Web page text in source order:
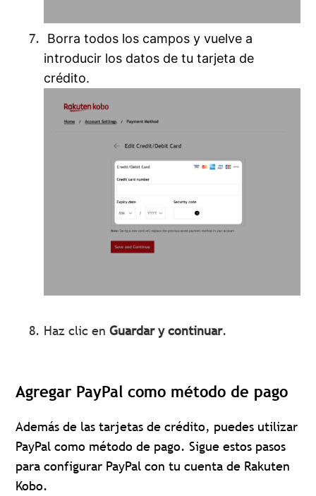
Borra todos los campos y vuelve a
introducir los datos de tu tarjeta de
crédito.
Haz clic enGuardar y continuar.
Agregar PayPal como método de pago
Además de las tarjetas de crédito, puedes utilizar
PayPal como método de pago. Sigue estos pasos
para configurar PayPal con tu cuenta de Rakuten
Kobo.